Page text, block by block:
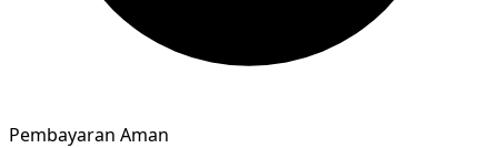
Pembayaran Aman